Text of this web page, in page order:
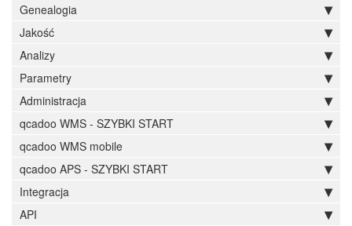
Genealogia
Jakość
Analizy
Parametry
Administracja
qcadoo WMS - SZYBKI START
qcadoo WMS mobile
qcadoo APS - SZYBKI START
Integracja
API